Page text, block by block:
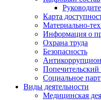
Карта
Материально-
Информация о
Охрана труда
Безопасность
Попечительский
Социальное
Виды деятельности
Медицинская